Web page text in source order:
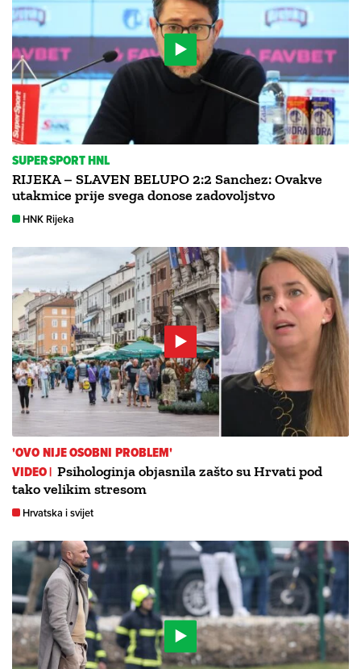
SUPERSPORT HNL
RIJEKA – SLAVEN BELUPO 2:2 Sanchez: Ovakve
utakmice prije svega donose zadovoljstvo
HNK Rijeka
'OVO NIJE OSOBNI PROBLEM'
VIDEO | Psihologinja objasnila zašto su Hrvati pod
tako velikim stresom
Hrvatska i svijet